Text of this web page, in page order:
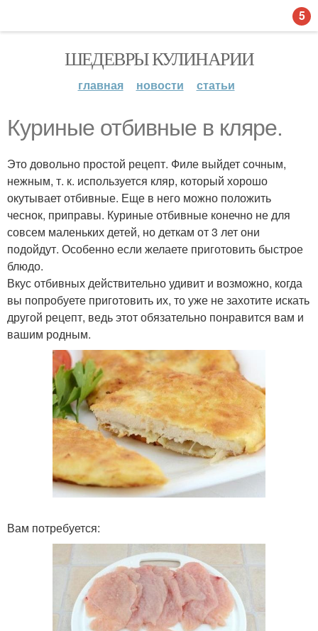
ШЕДЕВРЫ КУЛИНАРИИ
главная новости статьи
Куриные отбивные в кляре.
Это довольно простой рецепт. Филе выйдет сочным,
нежным, т. к. используется кляр, который хорошо
окутывает отбивные. Еще в него можно положить
чеснок, приправы. Куриные отбивные конечно не для
совсем маленьких детей, но деткам от 3 лет они
подойдут. Особенно если желаете приготовить быстрое
блюдо.
Вкус отбивных действительно удивит и возможно, когда
вы попробуете приготовить их, то уже не захотите искать
другой рецепт, ведь этот обязательно понравится вам и
вашим родным.
Вам потребуется:
5